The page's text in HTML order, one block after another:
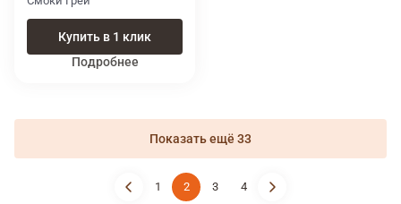
Купить в 1 клик
Подробнее
Показать ещё 33
1 2 3 4